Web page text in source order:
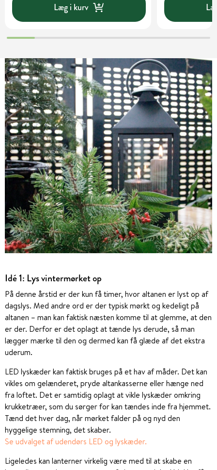
Læg i kurv
Idé 1: Lys vintermørket op
På denne årstid er der kun få timer, hvor altanen er lyst op af
dagslys. Med andre ord er der typisk mørkt og kedeligt på
altanen – man kan faktisk næsten komme til at glemme, at den
er der. Derfor er det oplagt at tænde lys derude, så man
lægger mærke til den og dermed kan få glæde af det ekstra
uderum.
LED lyskæder kan faktisk bruges på et hav af måder. Det kan
vikles om gelænderet, pryde altankasserne eller hænge ned
fra loftet. Det er samtidig oplagt at vikle lyskæder omkring
krukketræer, som du sørger for kan tændes inde fra hjemmet.
Tænd det hver dag, når mørket falder på og nyd den
hyggelige stemning, det skaber.
Se udvalget af udendørs LED og lyskæder.
Ligeledes kan lanterner virkelig være med til at skabe en